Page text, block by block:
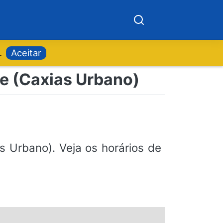
Aceitar
(Caxias Urbano)
Urbano). Veja os horários de